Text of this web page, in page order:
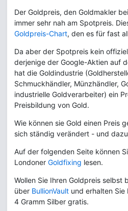
Der Goldpreis, den Goldmakler
immer sehr nah am Spotpreis.
Goldpreis-Chart, den es für fast
Da aber der Spotpreis kein
derjenige der Google-Aktien auf
hat die Goldindustrie
Schmuckhändler, Münzhändler,
industrielle Goldverarbeiter) ein
Preisbildung von Gold.
Wie können sie Gold einen Preis
sich ständig verändert - und
Auf der folgenden Seite können
Londoner Goldfixing lesen.
Wollen Sie Ihren Goldpreis selbst
über BullionVault und erhalten
4 Gramm Silber gratis.